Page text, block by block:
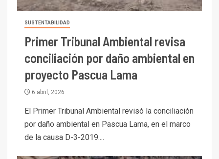
SUSTENTABILIDAD
Primer Tribunal Ambiental revisa
conciliación por daño ambiental en
proyecto Pascua Lama
6 abril, 2026
El Primer Tribunal Ambiental revisó la conciliación
por daño ambiental en Pascua Lama, en el marco
de la causa D-3-2019....